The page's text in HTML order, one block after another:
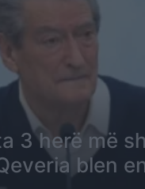
3 herë më
blen